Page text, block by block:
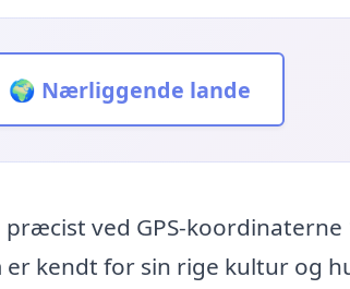
🌍 Nærliggende lande
ved GPS-koordinaterne
er kendt for sin rige kultur og